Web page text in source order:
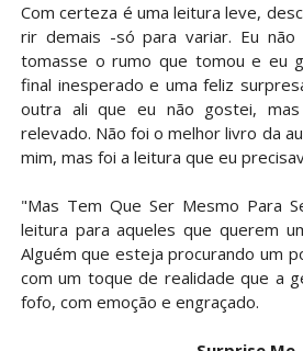
Com certeza é uma leitura leve,
rir demais -só para variar. Eu
tomasse o rumo que tomou e eu
final inesperado e uma feliz
outra ali que eu não gostei,
relevado. Não foi o melhor livro da
mim, mas foi a leitura que eu
"Mas Tem Que Ser Mesmo Para
leitura para aqueles que querem
Alguém que esteja procurando um
com um toque de realidade que a
fofo, com emoção e engraçado.